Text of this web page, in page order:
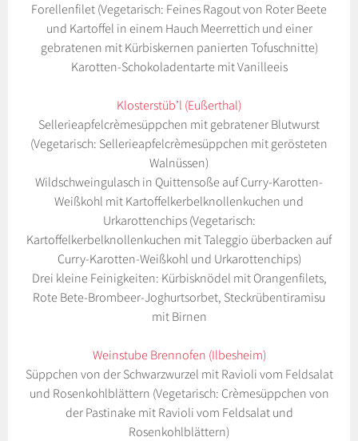
Forellenfilet (Vegetarisch: Feines Ragout von Roter Beete
und Kartoffel in einem Hauch Meerrettich und einer
gebratenen mit Kürbiskernen panierten Tofuschnitte)
Karotten-Schokoladentarte mit Vanilleeis
Klosterstüb’l (Eußerthal)
Sellerieapfelcrèmesüppchen mit gebratener Blutwurst
(Vegetarisch: Sellerieapfelcrèmesüppchen mit gerösteten
Walnüssen)
Wildschweingulasch in Quittensoße auf Curry-Karotten-
Weißkohl mit Kartoffelkerbelknollenkuchen und
Urkarottenchips (Vegetarisch:
Kartoffelkerbelknollenkuchen mit Taleggio überbacken auf
Curry-Karotten-Weißkohl und Urkarottenchips)
Drei kleine Feinigkeiten: Kürbisknödel mit Orangenfilets,
Rote Bete-Brombeer-Joghurtsorbet, Steckrübentiramisu
mit Birnen
Weinstube Brennofen (Ilbesheim)
Süppchen von der Schwarzwurzel mit Ravioli vom Feldsalat
und Rosenkohlblättern (Vegetarisch: Crèmesüppchen von
der Pastinake mit Ravioli vom Feldsalat und
Rosenkohlblättern)